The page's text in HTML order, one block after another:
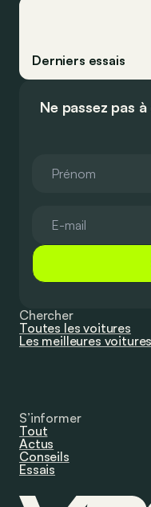
Derniers essais
Ne passez pas
Chercher
Toutes les voitures
Les meilleures voitures
S’informer
Tout
Actus
Conseils
Essais